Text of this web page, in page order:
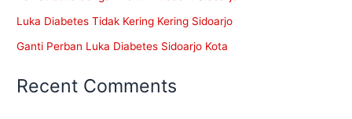
Luka Diabetes Tidak Kering Kering Sidoarjo
Ganti Perban Luka Diabetes Sidoarjo Kota
Recent Comments